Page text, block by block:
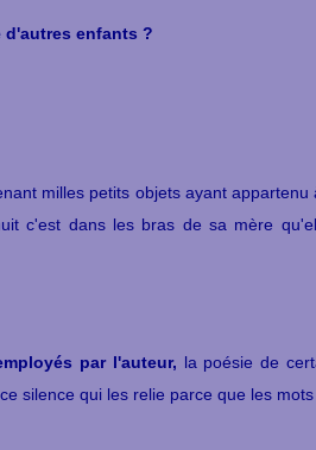
d'autres enfants ?
milles petits objets ayant appartenu
c'est dans les bras de sa mère
par l'auteur, la poésie de
silence qui les relie parce que les